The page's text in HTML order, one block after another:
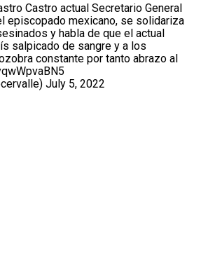
Castro actual Secretario General
episcopado mexicano, se solidariza
y habla de que el actual
salpicado de sangre y a los
constante por tanto abrazo al
July 5, 2022